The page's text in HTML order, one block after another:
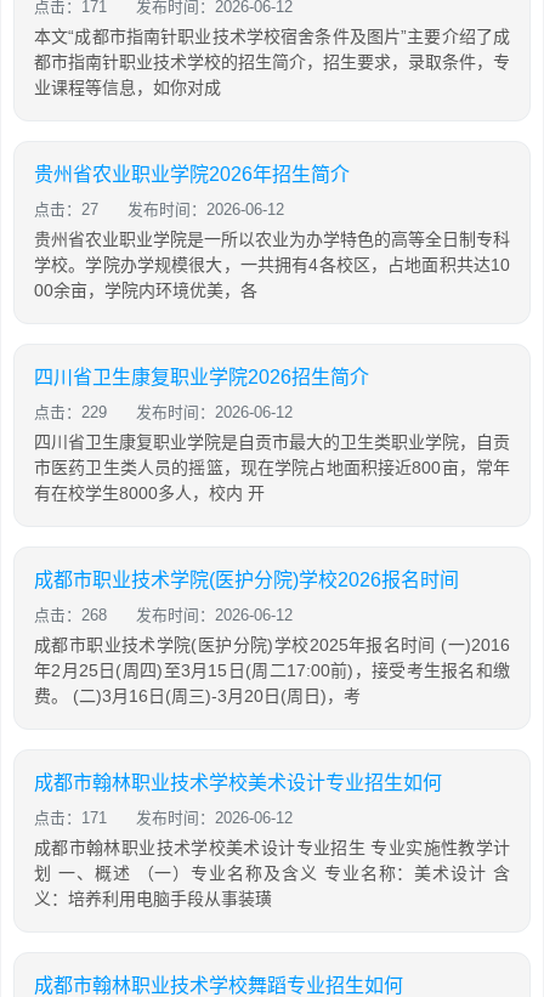
点击：171 发布时间：2026-06-12
本文“成都市指南针职业技术学校宿舍条件及图片”主要介绍了成
都市指南针职业技术学校的招生简介，招生要求，录取条件，专
业课程等信息，如你对成
贵州省农业职业学院2026年招生简介
点击：27 发布时间：2026-06-12
贵州省农业职业学院是一所以农业为办学特色的高等全日制专科
学校。学院办学规模很大，一共拥有4各校区，占地面积共达10
00余亩，学院内环境优美，各
四川省卫生康复职业学院2026招生简介
点击：229 发布时间：2026-06-12
四川省卫生康复职业学院是自贡市最大的卫生类职业学院，自贡
市医药卫生类人员的摇篮，现在学院占地面积接近800亩，常年
有在校学生8000多人，校内 开
成都市职业技术学院(医护分院)学校2026报名时间
点击：268 发布时间：2026-06-12
成都市职业技术学院(医护分院)学校2025年报名时间 (一)2016
年2月25日(周四)至3月15日(周二17:00前)，接受考生报名和缴
费。 (二)3月16日(周三)-3月20日(周日)，考
成都市翰林职业技术学校美术设计专业招生如何
点击：171 发布时间：2026-06-12
成都市翰林职业技术学校美术设计专业招生 专业实施性教学计
划 一、概述 （一）专业名称及含义 专业名称：美术设计 含
义：培养利用电脑手段从事装璜
成都市翰林职业技术学校舞蹈专业招生如何